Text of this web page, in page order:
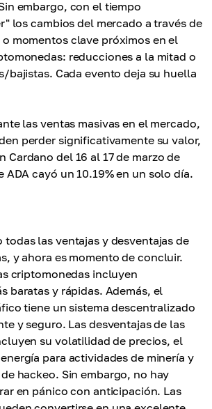
embargo, con el tiempo
los cambios del mercado a través de
momentos clave próximos en el
reducciones a la mitad o
bajistas. Cada evento deja su huella
las ventas masivas en el mercado,
perder significativamente su valor,
Cardano del 16 al 17 de marzo de
ADA cayó un 10.19% en un solo día.
todas las ventajas y desventajas de
y ahora es momento de concluir.
criptomonedas incluyen
baratas y rápidas. Además, el
tiene un sistema descentralizado
y seguro. Las desventajas de las
su volatilidad de precios, el
para actividades de minería y
hackeo. Sin embargo, no hay
en pánico con anticipación. Las